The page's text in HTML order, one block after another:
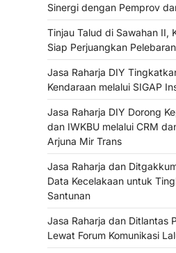
Sinergi dengan Pemprov
Tinjau Talud di Sawahan II,
Siap Perjuangkan
Jasa Raharja DIY
Kendaraan melalui SIGAP
Jasa Raharja DIY Dorong
dan IWKBU melalui CRM
Arjuna Mir Trans
Jasa Raharja dan
Data Kecelakaan untuk
Santunan
Jasa Raharja dan Ditlantas
Lewat Forum Komunikasi